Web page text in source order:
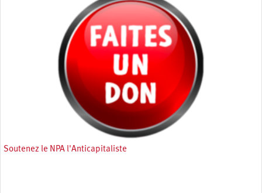
Soutenez le NPA l'Anticapitaliste